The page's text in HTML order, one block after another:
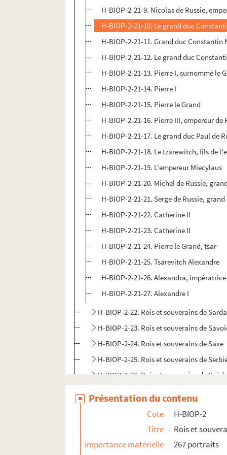
H-BIOP-2-21-9. Nicolas de Russie,
H-BIOP-2-21-10. Le grand duc
H-BIOP-2-21-11. Grand duc
H-BIOP-2-21-12. Le grand duc
H-BIOP-2-21-13. Pierre I, surnommé le
H-BIOP-2-21-14. Pierre I
H-BIOP-2-21-15. Pierre le Grand
H-BIOP-2-21-16. Pierre III, empereur de
H-BIOP-2-21-17. Le grand duc Paul de
H-BIOP-2-21-18. Le tzarewitch, fils de
H-BIOP-2-21-19. L'empereur Miecylaus
H-BIOP-2-21-20. Michel de Russie,
H-BIOP-2-21-21. Serge de Russie,
H-BIOP-2-21-22. Catherine II
H-BIOP-2-21-23. Catherine II
H-BIOP-2-21-24. Pierre le Grand, tsar
H-BIOP-2-21-25. Tsarevitch Alexandre
H-BIOP-2-21-26. Alexandra, impératrice
H-BIOP-2-21-27. Alexandre I
H-BIOP-2-22. Rois et souverains de
H-BIOP-2-23. Rois et souverains de
H-BIOP-2-24. Rois et souverains de Saxe
H-BIOP-2-25. Rois et souverains de
H-BIOP-2-26. Rois et souverains de
Présentation du contenu
Cote
H-BIOP-2
Titre
Rois et
Importance matérielle
267 portraits